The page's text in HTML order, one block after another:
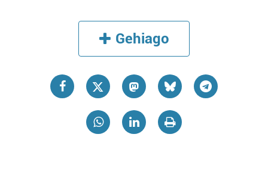
Gehiago